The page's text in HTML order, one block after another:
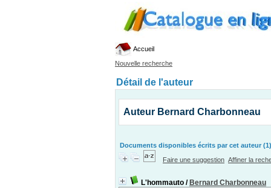
Accueil
Nouvelle recherche
Détail de l'auteur
Auteur Bernard Charbonneau
Documents disponibles écrits par cet auteur (1)
Faire une suggestion Affiner la
L'hommauto / Bernard Charbonneau